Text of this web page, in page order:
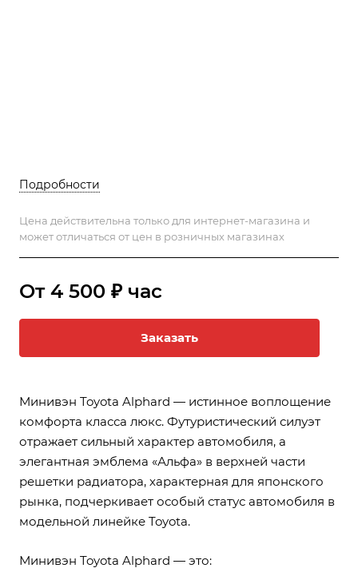
Подробности
Цена действительна только для интернет-магазина и
может отличаться от цен в розничных магазинах
От 4 500 ₽ час
Заказать
Минивэн Toyota Alphard — истинное воплощение
комфорта класса люкс. Футуристический силуэт
отражает сильный характер автомобиля, а
элегантная эмблема «Альфа» в верхней части
решетки радиатора, характерная для японского
рынка, подчеркивает особый статус автомобиля в
модельной линейке Toyota.
Минивэн Toyota Alphard — это: